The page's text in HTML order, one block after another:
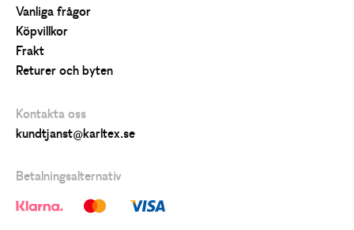
Vanliga frågor
Köpvillkor
Frakt
Returer och byten
Kontakta oss
kundtjanst@karltex.se
Betalningsalternativ